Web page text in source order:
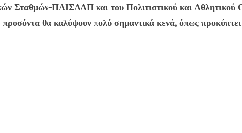
Σταθμών-ΠΑΙΣΔΑΠ και του Πολιτιστικού και
προσόντα θα καλύψουν πολύ σημαντικά κενά, όπως